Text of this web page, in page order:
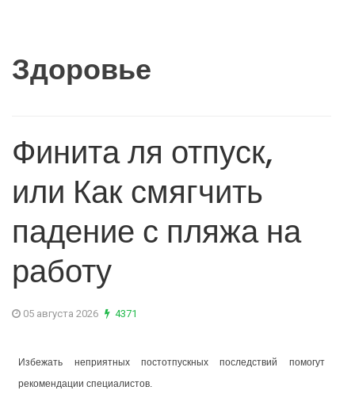
Здоровье
Финита ля отпуск,
или Как смягчить
падение с пляжа на
работу
05 августа 2026 4371
Избежать неприятных постотпускных последствий помогут
рекомендации специалистов.